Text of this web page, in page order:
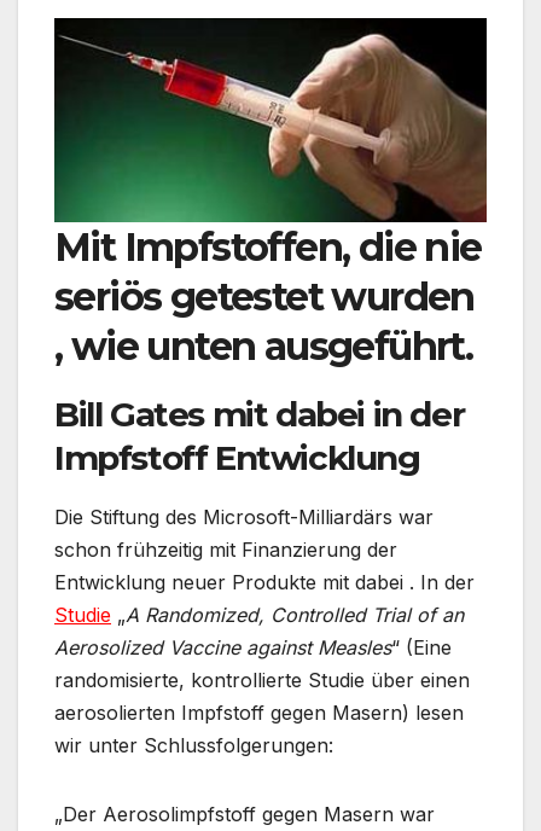
Mit Impfstoffen, die nie
seriös getestet wurden
, wie unten ausgeführt.
Bill Gates mit dabei in der
Impfstoff Entwicklung
Die Stiftung des Microsoft-Milliardärs war
schon frühzeitig mit Finanzierung der
Entwicklung neuer Produkte mit dabei . In der
Studie „A Randomized, Controlled Trial of an
Aerosolized Vaccine against Measles“ (Eine
randomisierte, kontrollierte Studie über einen
aerosolierten Impfstoff gegen Masern) lesen
wir unter Schlussfolgerungen:
„Der Aerosolimpfstoff gegen Masern war